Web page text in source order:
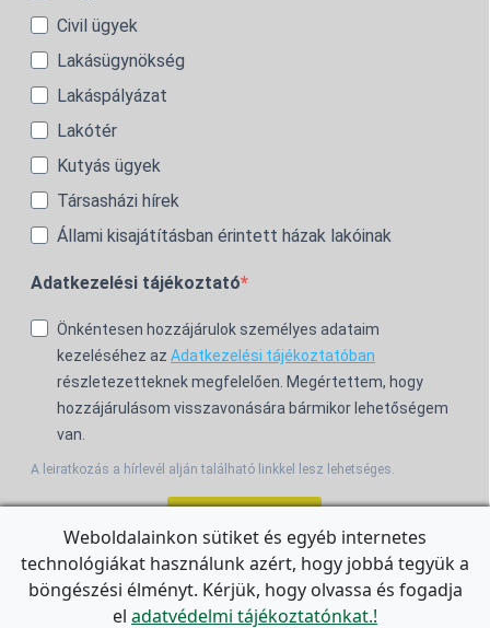
Civil ügyek
Lakásügynökség
Lakáspályázat
Lakótér
Kutyás ügyek
Társasházi hírek
Állami kisajátításban érintett házak lakóinak
Adatkezelési tájékoztató
Önkéntesen hozzájárulok személyes adataim
kezeléséhez az Adatkezelési tájékoztatóban
részletezetteknek megfelelően. Megértettem, hogy
hozzájárulásom visszavonására bármikor lehetőségem
van.
A leiratkozás a hírlevél alján található linkkel lesz lehetséges.
For the English Newsletter, clickHERE.
Weboldalainkon sütiket és egyéb internetes
technológiákat használunk azért, hogy jobbá tegyük a
böngészési élményt. Kérjük, hogy olvassa és fogadja
el adatvédelmi tájékoztatónkat.!